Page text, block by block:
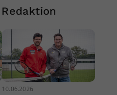
10.06.2026